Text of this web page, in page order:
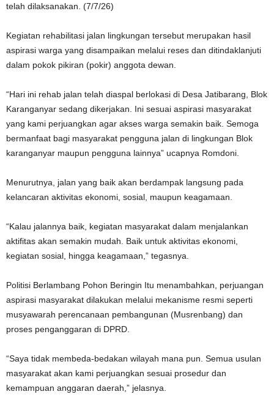
telah dilaksanakan. (7/7/26)
Kegiatan rehabilitasi jalan lingkungan tersebut merupakan hasil
aspirasi warga yang disampaikan melalui reses dan ditindaklanjuti
dalam pokok pikiran (pokir) anggota dewan.
“Hari ini rehab jalan telah diaspal berlokasi di Desa Jatibarang, Blok
Karanganyar sedang dikerjakan. Ini sesuai aspirasi masyarakat
yang kami perjuangkan agar akses warga semakin baik. Semoga
bermanfaat bagi masyarakat pengguna jalan di lingkungan Blok
karanganyar maupun pengguna lainnya” ucapnya Romdoni.
Menurutnya, jalan yang baik akan berdampak langsung pada
kelancaran aktivitas ekonomi, sosial, maupun keagamaan.
“Kalau jalannya baik, kegiatan masyarakat dalam menjalankan
aktifitas akan semakin mudah. Baik untuk aktivitas ekonomi,
kegiatan sosial, hingga keagamaan,” tegasnya.
Politisi Berlambang Pohon Beringin Itu menambahkan, perjuangan
aspirasi masyarakat dilakukan melalui mekanisme resmi seperti
musyawarah perencanaan pembangunan (Musrenbang) dan
proses penganggaran di DPRD.
“Saya tidak membeda-bedakan wilayah mana pun. Semua usulan
masyarakat akan kami perjuangkan sesuai prosedur dan
kemampuan anggaran daerah,” jelasnya.